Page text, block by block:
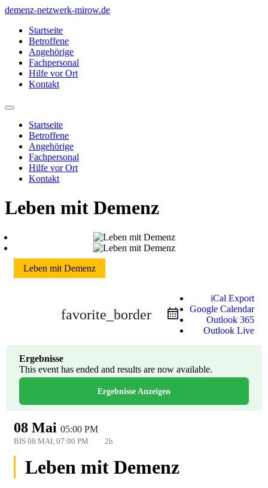
Zum
wechseln
demenz-netzwerk-mirow.de
Startseite
Betroffene
Angehörige
Fachpersonal
Hilfe vor Ort
Kontakt
Startseite
Betroffene
Angehörige
Fachpersonal
Hilfe vor Ort
Kontakt
Leben mit Demenz
Leben mit Demenz
favorite_border
iCal Export
Google Calendar
Outlook 365
Outlook Live
Ergebnisse
This event has ended and results are now available.
Ergebnisse Anzeigen
08 Mai 05:00 PM
BIS 08 MAI, 07:00 PM 2h
Leben mit Demenz